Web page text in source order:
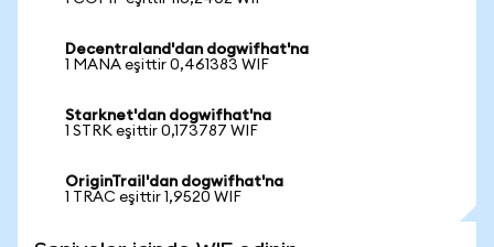
Decentraland'dan dogwifhat'na
1 MANA eşittir 0,461383 WIF
Starknet'dan dogwifhat'na
1 STRK eşittir 0,173787 WIF
OriginTrail'dan dogwifhat'na
1 TRAC eşittir 1,9520 WIF